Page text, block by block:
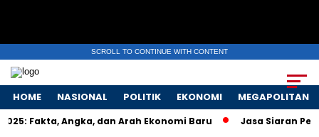
SCROLL TO CONTINUE WITH CONTENT
HOME NASIONAL POLITIK EKONOMI MEGAPOLITAN
Fakta, Angka, dan Arah Ekonomi Baru Jasa Siaran